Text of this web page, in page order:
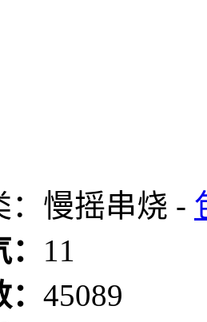
：慢摇串烧 -
11
45089